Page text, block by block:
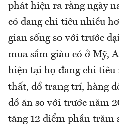
phát hiện ra rằng ngày
có đang chi tiêu nhiều
gian sống so với trước
mua sắm giàu có ở Mỹ,
hiện tại họ đang chi
thất, đồ trang trí, hàng
đồ ăn so với trước năm
tăng 12 điểm phần trăm